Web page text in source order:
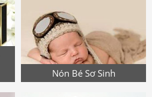
Nón Bé Sơ Sinh